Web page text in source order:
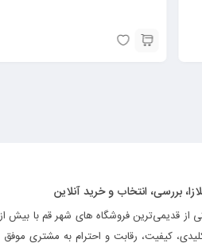
بررسی، انتخاب و خرید آنلاین
از قدیمی‌ترین فروشگاه های شهر قم با بیش
کیفیت، رقابت و احترام به مشتری